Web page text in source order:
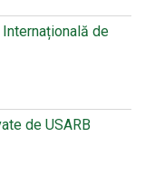
de
de USARB